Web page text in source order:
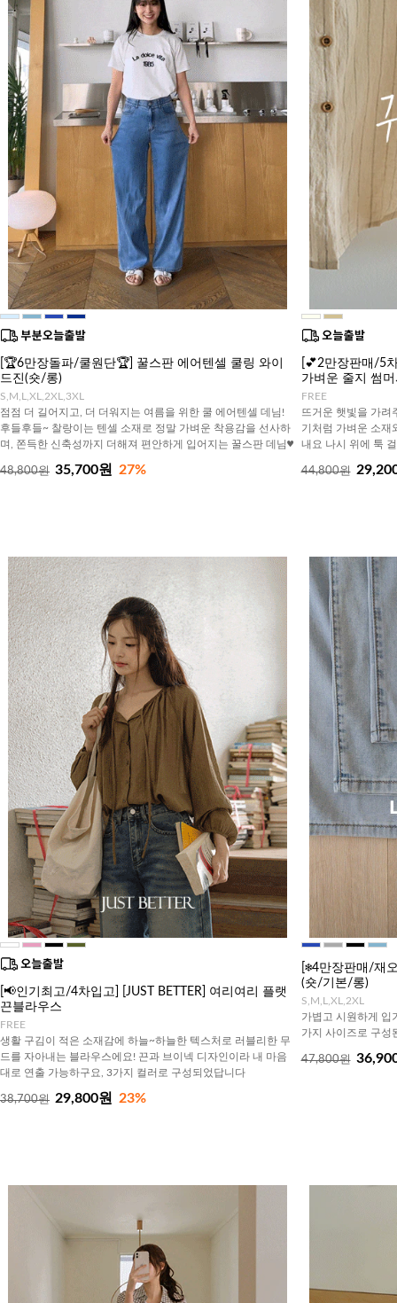
[🏆6만장돌파/쿨원단🏆] 꿀스판 에어텐셀 쿨링 와이
드진(숏/롱)
S,M,L,XL,2XL,3XL
점점 더 길어지고, 더 더워지는 여름을 위한 쿨 에어텐셀 데님!
후들후들~ 찰랑이는 텐셀 소재로 정말 가벼운 착용감을 선사하
며, 쫀득한 신축성까지 더해져 편안하게 입어지는 꿀스판 데님♥
48,800원 35,700원 27%
[💕2만장판매/5
가벼운 줄지 썸
FREE
뜨거운 햇빛을 가려
기처럼 가벼운 소재
내요 나시 위에 툭
44,800원
[📢인기최고/4차입고] [JUST BETTER] 여리여리 플랫
끈블라우스
FREE
생활 구김이 적은 소재감에 하늘~하늘한 텍스처로 러블리한 무
드를 자아내는 블라우스에요! 끈과 브이넥 디자인이라 내 마음
대로 연출 가능하구요, 3가지 컬러로 구성되었답니다
38,700원 29,800원 23%
[❄️4만장판매/재
(숏/기본/롱)
S,M,L,XL,2XL
가볍고 시원하게 입
가지 사이즈로 구성
47,800원